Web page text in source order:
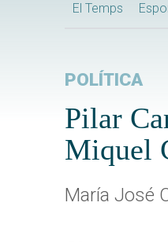
El Temps
POLÍTICA
Pilar
Miquel
María José